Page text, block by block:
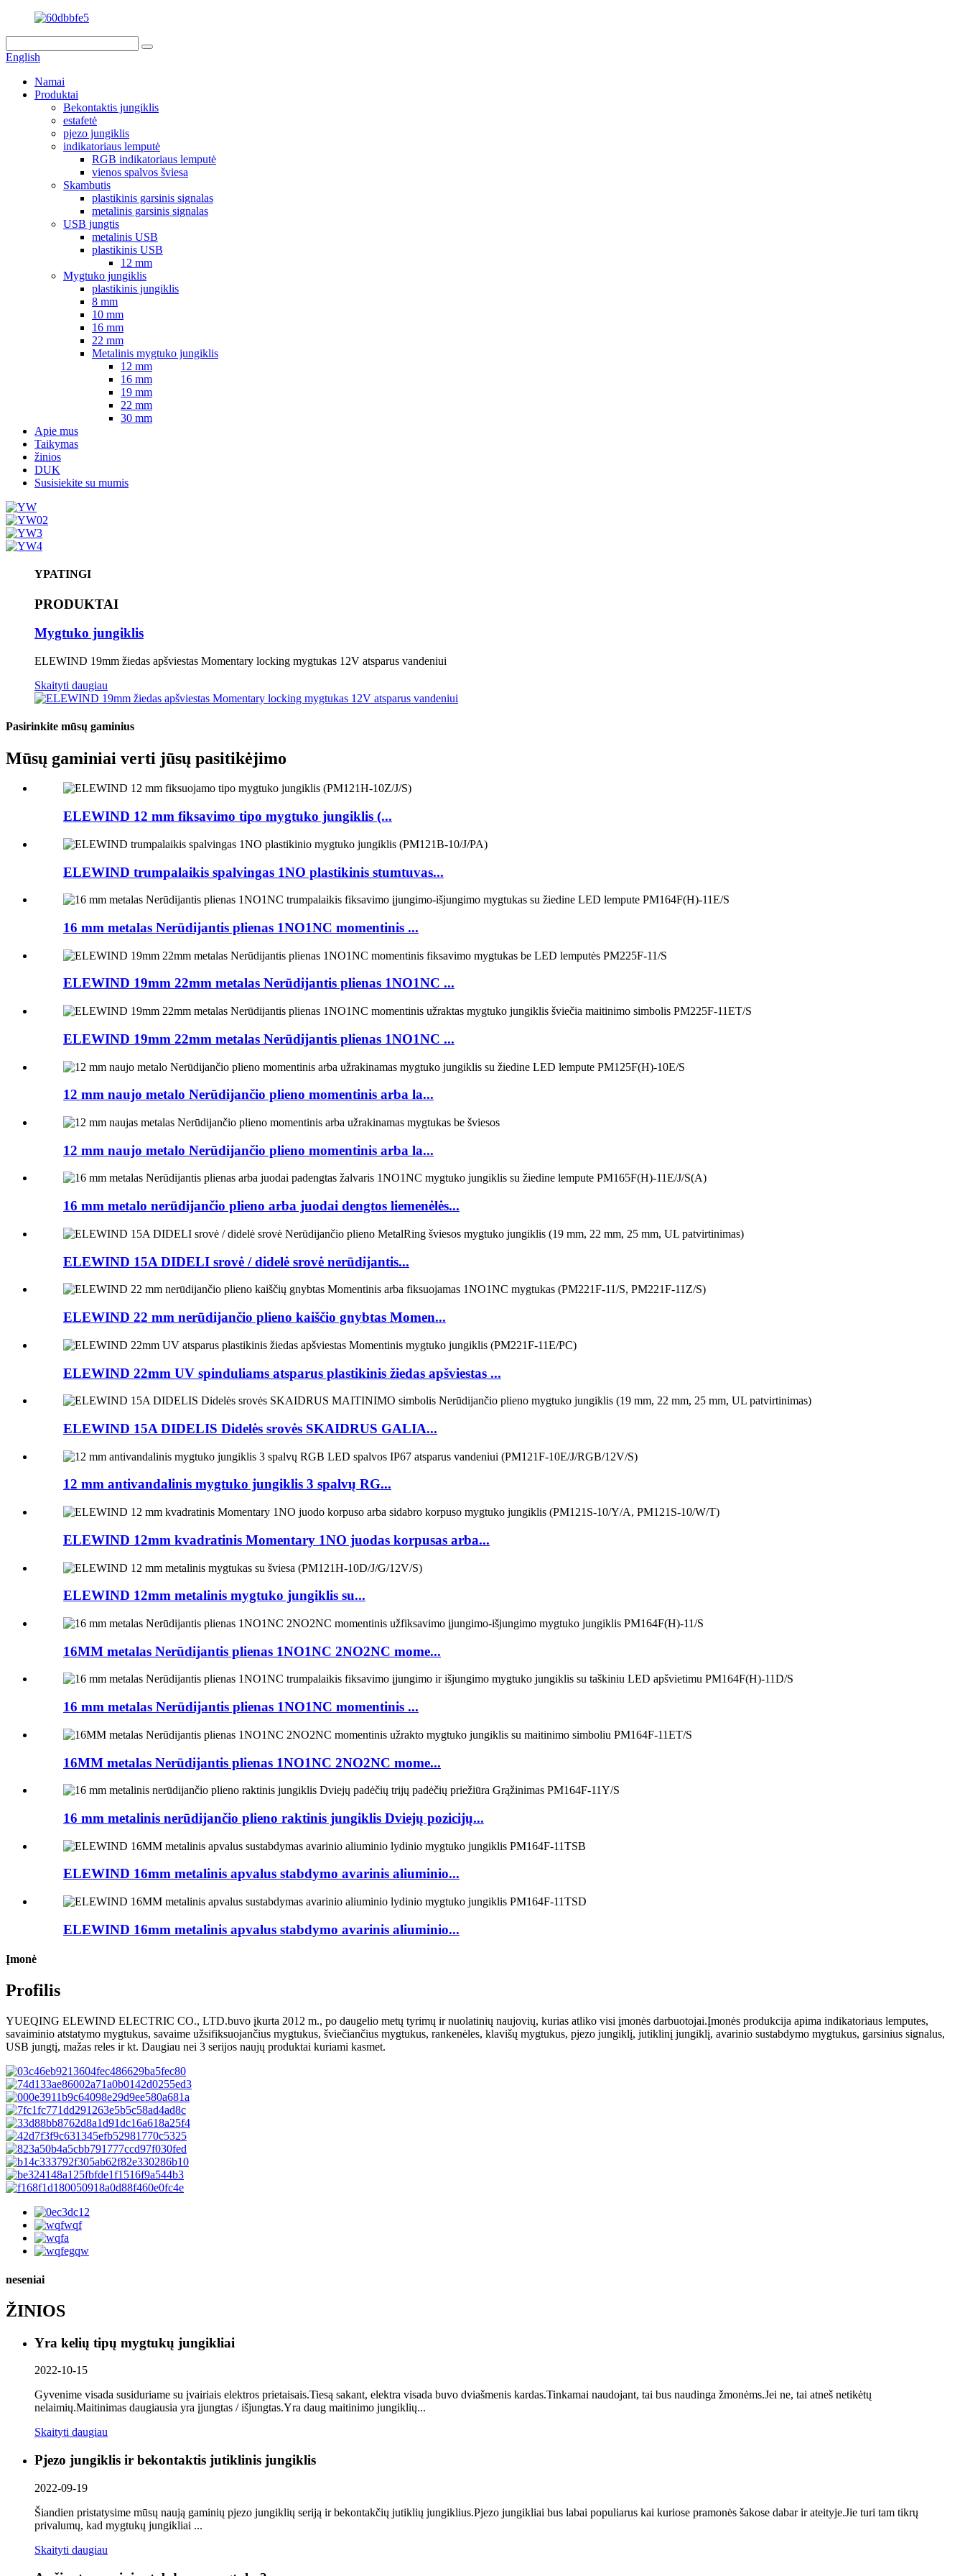
English
Namai
Produktai
Bekontaktis jungiklis
estafetė
pjezo jungiklis
indikatoriaus lemputė
RGB indikatoriaus lemputė
vienos spalvos šviesa
Skambutis
plastikinis garsinis signalas
metalinis garsinis signalas
USB jungtis
metalinis USB
plastikinis USB
12 mm
Mygtuko jungiklis
plastikinis jungiklis
8 mm
10 mm
16 mm
22 mm
Metalinis mygtuko jungiklis
12 mm
16 mm
19 mm
22 mm
30 mm
Apie mus
Taikymas
žinios
DUK
Susisiekite su mumis
YPATINGI
PRODUKTAI
Mygtuko jungiklis
ELEWIND 19mm žiedas apšviestas Momentary locking mygtukas 12V atsparus vandeniui
Skaityti daugiau
Pasirinkite mūsų gaminius
Mūsų gaminiai verti jūsų pasitikėjimo
ELEWIND 12 mm fiksavimo tipo mygtuko jungiklis (...
ELEWIND trumpalaikis spalvingas 1NO plastikinis stumtuvas...
16 mm metalas Nerūdijantis plienas 1NO1NC momentinis ...
ELEWIND 19mm 22mm metalas Nerūdijantis plienas 1NO1NC ...
ELEWIND 19mm 22mm metalas Nerūdijantis plienas 1NO1NC ...
12 mm naujo metalo Nerūdijančio plieno momentinis arba la...
12 mm naujo metalo Nerūdijančio plieno momentinis arba la...
16 mm metalo nerūdijančio plieno arba juodai dengtos liemenėlės...
ELEWIND 15A DIDELI srovė / didelė srovė nerūdijantis...
ELEWIND 22 mm nerūdijančio plieno kaiščio gnybtas Momen...
ELEWIND 22mm UV spinduliams atsparus plastikinis žiedas apšviestas ...
ELEWIND 15A DIDELIS Didelės srovės SKAIDRUS GALIA...
12 mm antivandalinis mygtuko jungiklis 3 spalvų RG...
ELEWIND 12mm kvadratinis Momentary 1NO juodas korpusas arba...
ELEWIND 12mm metalinis mygtuko jungiklis su...
16MM metalas Nerūdijantis plienas 1NO1NC 2NO2NC mome...
16 mm metalas Nerūdijantis plienas 1NO1NC momentinis ...
16MM metalas Nerūdijantis plienas 1NO1NC 2NO2NC mome...
16 mm metalinis nerūdijančio plieno raktinis jungiklis Dviejų pozicijų...
ELEWIND 16mm metalinis apvalus stabdymo avarinis aliuminio...
ELEWIND 16mm metalinis apvalus stabdymo avarinis aliuminio...
Įmonė
Profilis
YUEQING ELEWIND ELECTRIC CO., LTD.buvo įkurta 2012 m., po daugelio metų tyrimų ir nuolatinių naujovių, kurias atliko visi įmonės darbuotojai.Įmonės produkcija apima indikatoriaus lemputes,
savaiminio atstatymo mygtukus, savaime užsifiksuojančius mygtukus, šviečiančius mygtukus, rankenėles, klavišų mygtukus, pjezo jungiklį, jutiklinį jungiklį, avarinio sustabdymo mygtukus, garsinius signalus,
USB jungtį, mažas reles ir kt. Daugiau nei 3 serijos naujų produktai kuriami kasmet.
neseniai
ŽINIOS
Yra kelių tipų mygtukų jungikliai
2022-10-15
Gyvenime visada susiduriame su įvairiais elektros prietaisais.Tiesą sakant, elektra visada buvo dviašmenis kardas.Tinkamai naudojant, tai bus naudinga žmonėms.Jei ne, tai atneš netikėtų
nelaimių.Maitinimas daugiausia yra įjungtas / išjungtas.Yra daug maitinimo jungiklių...
Skaityti daugiau
Pjezo jungiklis ir bekontaktis jutiklinis jungiklis
2022-09-19
Šiandien pristatysime mūsų naują gaminių pjezo jungiklių seriją ir bekontakčių jutiklių jungiklius.Pjezo jungikliai bus labai populiarus kai kuriose pramonės šakose dabar ir ateityje.Jie turi tam tikrų
privalumų, kad mygtukų jungikliai ...
Skaityti daugiau